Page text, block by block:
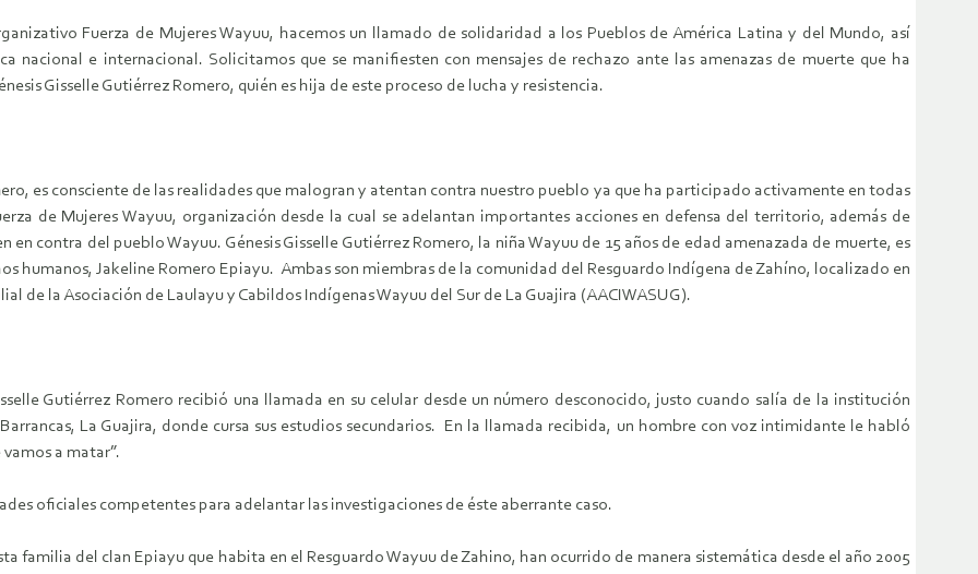
Fuerza de Mujeres Wayuu, hacemos un llamado de solidaridad a los Pueblos de América Latina y del Mundo, así
nacional e internacional. Solicitamos que se manifiesten con mensajes de rechazo ante las amenazas de muerte que ha
Gisselle Gutiérrez Romero, quién es hija de este proceso de lucha y resistencia.
es consciente de las realidades que malogran y atentan contra nuestro pueblo ya que ha participado activamente en todas
de Mujeres Wayuu, organización desde la cual se adelantan importantes acciones en defensa del territorio, además de
contra del pueblo Wayuu. Génesis Gisselle Gutiérrez Romero, la niña Wayuu de 15 años de edad amenazada de muerte, es
humanos, Jakeline Romero Epiayu. Ambas son miembras de la comunidad del Resguardo Indígena de Zahíno, localizado en
de la Asociación de Laulayu y Cabildos Indígenas Wayuu del Sur de La Guajira (AACIWASUG).
Gutiérrez Romero recibió una llamada en su celular desde un número desconocido, justo cuando salía de la institución
La Guajira, donde cursa sus estudios secundarios. En la llamada recibida, un hombre con voz intimidante le habló
a matar”.
oficiales competentes para adelantar las investigaciones de éste aberrante caso.
familia del clan Epiayu que habita en el Resguardo Wayuu de Zahino, han ocurrido de manera sistemática desde el año 2005